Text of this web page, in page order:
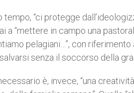
tempo, “ci protegge
a “mettere in campo una
pelagiani…”, con
senza il soccorso della
è, invece, “una